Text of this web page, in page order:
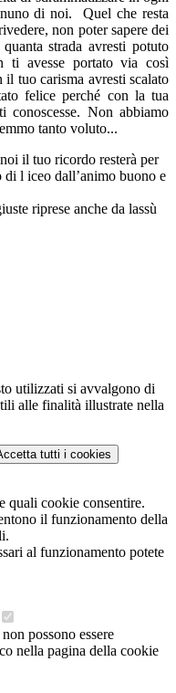
di noi. Quel che resta
non poter sapere dei
strada avresti potuto
avesse portato via così
tuo carisma avresti scalato
felice perché con la tua
conoscesse. Non abbiamo
tanto voluto...
il tuo ricordo resterà per
l iceo dall’animo buono e
riprese anche da lassù
utilizzati si avvalgono di
alle finalità illustrate nella
tutti i cookies
quali cookie consentire.
il funzionamento della
al funzionamento potete
possono essere
nella pagina della cookie